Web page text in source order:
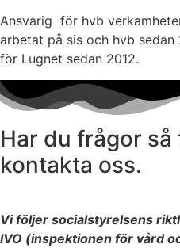
Ansvarig för hvb
arbetat på sis och hvb
för Lugnet sedan 2012.
Har du frågor
kontakta oss.
Vi följer socialstyrelsens
IVO (inspektionen för vård